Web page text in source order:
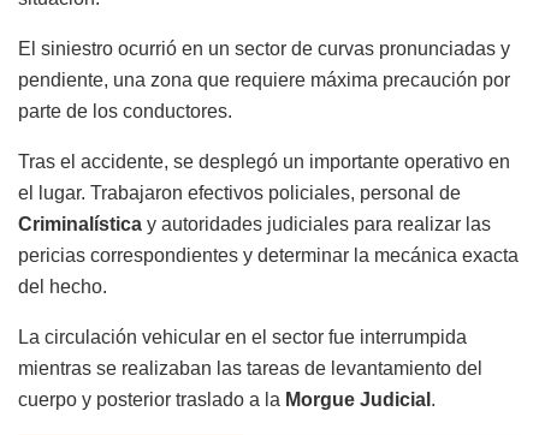
El siniestro ocurrió en un sector de curvas pronunciadas y
pendiente, una zona que requiere máxima precaución por
parte de los conductores.
Tras el accidente, se desplegó un importante operativo en
el lugar. Trabajaron efectivos policiales, personal de
Criminalística y autoridades judiciales para realizar las
pericias correspondientes y determinar la mecánica exacta
del hecho.
La circulación vehicular en el sector fue interrumpida
mientras se realizaban las tareas de levantamiento del
cuerpo y posterior traslado a la Morgue Judicial .